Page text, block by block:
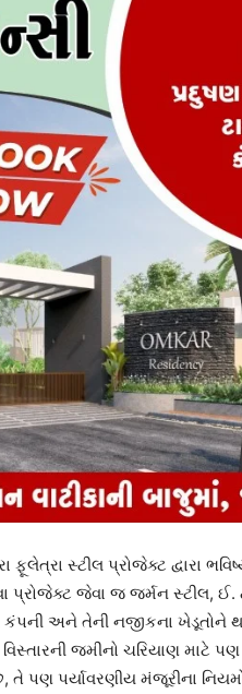
ફૂલેત્રા સ્ટીલ પ્રોજેક્ટ દ્વારા
જેવા જ જર્મન સ્ટીલ, ઈ.
કંપની અને તેની નજીકના
જમીનો ચરિયાણ માટે પણ
તે પણ પર્યાવરણીય મંજૂરીના